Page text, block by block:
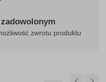
zwrotu produktu